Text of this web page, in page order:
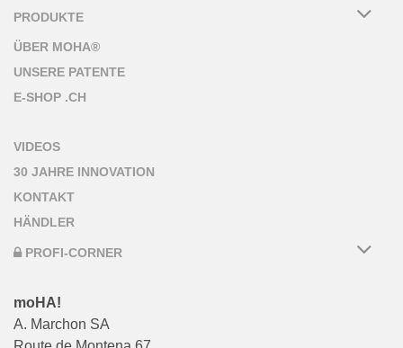
PRODUKTE
ÜBER MOHA®
UNSERE PATENTE
E-SHOP .CH
VIDEOS
30 JAHRE INNOVATION
KONTAKT
HÄNDLER
PROFI-CORNER
moHA!
A. Marchon SA